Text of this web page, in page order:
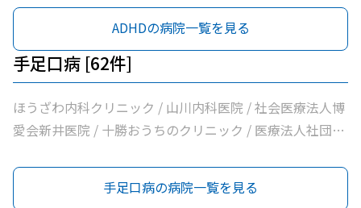
帯広南の森クリニック / おがわ循環器内科クリニック / 医
療法人社団満岡内科循環器クリニック / ２０条小児科内科
クリニック / 医療法人社団博仁会大江病院 / 公益財団法人
北海道医療団ながい内科医院 / あいた内科循環器クリニッ
ク / いとう内科クリニック / 横手内科クリニック / とかち
消化器内視鏡クリニック / 社会医療法人博愛会開西病院 /
病院機構帯広病院 / 帯広記念病院 / 医療法人社団大正クリ
Ａ北海道厚生連帯広厚生病院 / 大和田心療内科 / 社会福祉
法人北海道社会事業協会帯広病院 / 医療法人社団博仁会大
江病院 / とかちの森心療内科 / 独立行政法人国立病院機構
帯広病院
ADHDの病院一覧を見る
手足口病 [62件]
ほうざわ内科クリニック / 山川内科医院 / 社会医療法人博
愛会新井医院 / 十勝おうちのクリニック / 医療法人社団さ
科・呼吸器内科クリニック / こしや糖尿病・内科クリニッ
ク / 萩原医院 / 公益財団法人北海道医療団帯広第一病院 /
手足口病の病院一覧を見る